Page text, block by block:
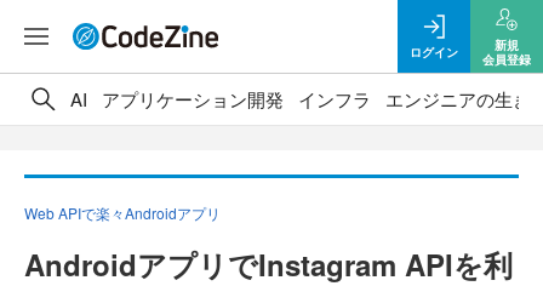
ログイン
新規
会員登録
AI アプリケーション開発 インフラ エンジニアの生き
Web APIで楽々Androidアプリ
AndroidアプリでInstagram APIを利